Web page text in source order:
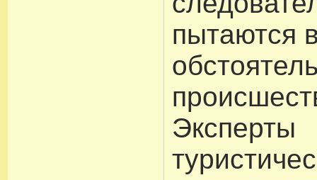
пытаются
Эксперты